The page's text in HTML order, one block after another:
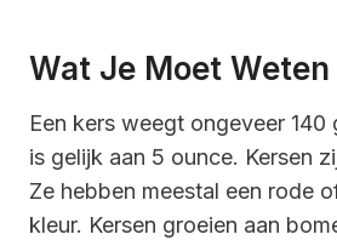
Wat Je Moet Weten
Een kers weegt ongeveer
is gelijk aan 5 ounce. Kersen
Ze hebben meestal een rode
kleur. Kersen groeien aan